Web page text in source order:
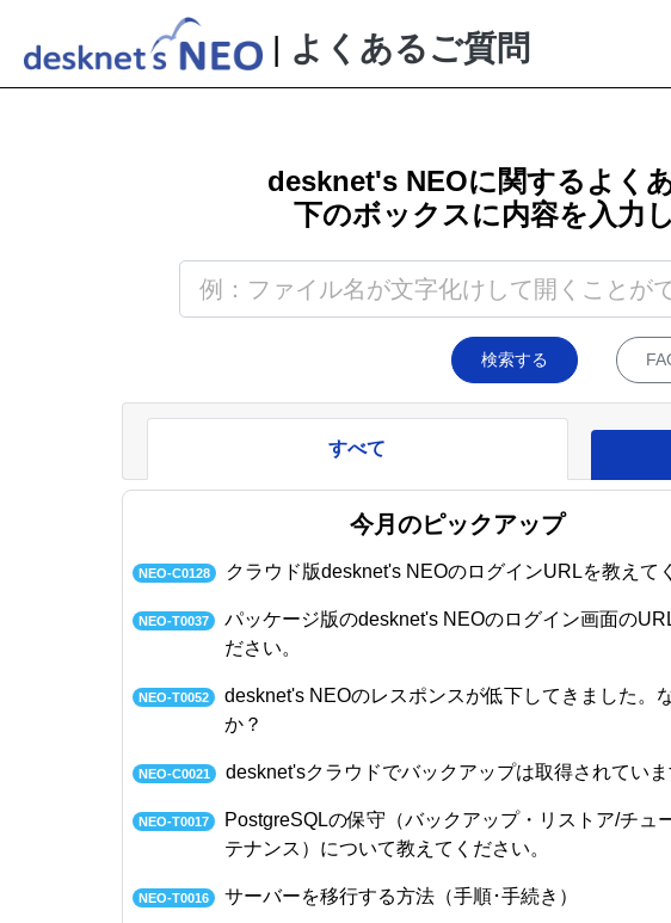
| よくあるご質問
desknet's NEOに関するよく
下のボックスに内容を入力
検索する
すべて
今月のピックアップ
NEO-C0128 クラウド版desknet's NEOのログインURLを教えて
NEO-T0037
パッケージ版のdesknet's NEOのログイン画面の
ださい。
NEO-T0052
desknet's NEOのレスポンスが低下してきました。
か？
NEO-C0021 desknet'sクラウドでバックアップは取得されていま
NEO-T0017
PostgreSQLの保守（バックアップ・リストア/チュ
テナンス）について教えてください。
NEO-T0016 サーバーを移行する方法（手順･手続き）